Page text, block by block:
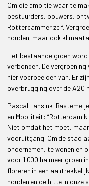
Om die ambitie waar te
bestuurders, bouwers,
Rotterdammer zelf.
houden, maar ook
Het bestaande groen
verbonden. De
hier voorbeelden van. Er
overbrugging over de A20
Pascal Lansink-
en Mobiliteit: “Rotterdam
Niet omdat het moet,
vooruitgang. Om de stad
ondernemen, te wonen en
voor 1.000 ha meer groen
floreren in een
houden en de hitte in onze